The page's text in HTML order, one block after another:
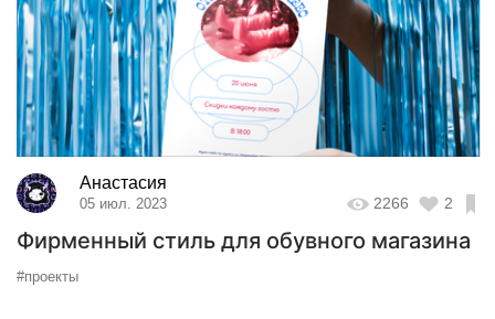
Анастасия
05 июл. 2023 2266 2
Фирменный стиль для обувного магазина
#проекты